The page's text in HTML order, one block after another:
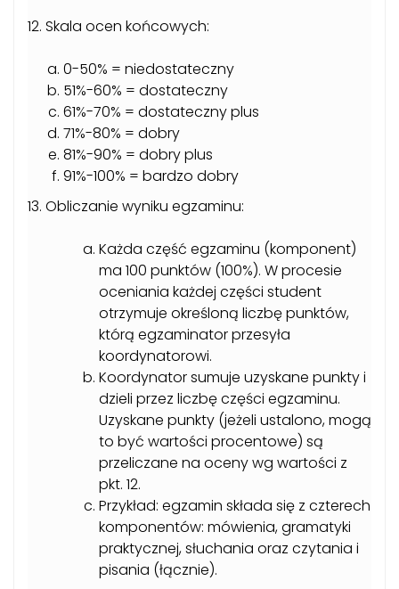
12. Skala ocen końcowych:
0-50% = niedostateczny
51%-60% = dostateczny
61%-70% = dostateczny plus
71%-80% = dobry
81%-90% = dobry plus
91%-100% = bardzo dobry
13. Obliczanie wyniku egzaminu:
Każda część egzaminu (komponent)
ma 100 punktów (100%). W procesie
oceniania każdej części student
otrzymuje określoną liczbę punktów,
którą egzaminator przesyła
koordynatorowi.
Koordynator sumuje uzyskane punkty i
dzieli przez liczbę części egzaminu.
Uzyskane punkty (jeżeli ustalono, mogą
to być wartości procentowe) są
przeliczane na oceny wg wartości z
pkt. 12.
Przykład: egzamin składa się z czterech
komponentów: mówienia, gramatyki
praktycznej, słuchania oraz czytania i
pisania (łącznie).